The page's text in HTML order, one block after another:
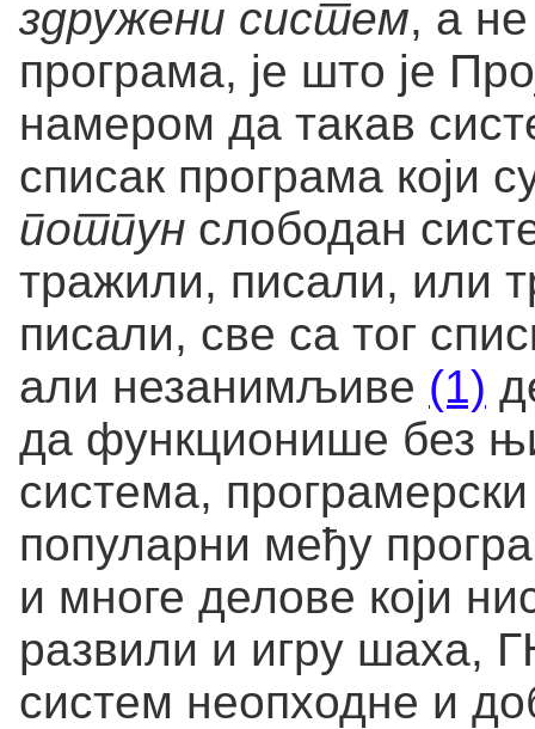
здружени систем, а
програма, је што је
намером да такав
списак програма који
потпун слободан
тражили, писали, или
писали, све са тог
али незанимљиве (1)
да функционише без
система,
популарни међу
и многе делове који
развили и игру шаха,
систем неопходне и